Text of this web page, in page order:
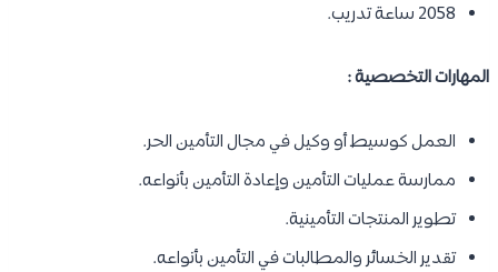
2058 ساعة تدريب.
المهارات التخصصية :
العمل كوسيط أو وكيل في مجال التأمين الحر.
ممارسة عمليات التأمين وإعادة التأمين بأنواعه.
تطوير المنتجات التأمينية.
تقدير الخسائر والمطالبات في التأمين بأنواعه.